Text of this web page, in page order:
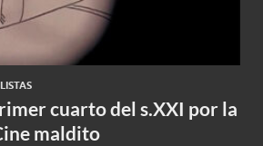
LISTAS
cuarto del s.XXI por la
maldito